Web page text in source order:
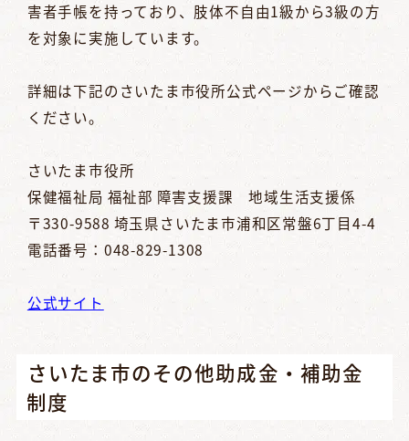
害者手帳を持っており、肢体不自由1級から3級の方
を対象に実施しています。
詳細は下記のさいたま市役所公式ページからご確認
ください。
さいたま市役所
保健福祉局 福祉部 障害支援課 地域生活支援係
〒330-9588 埼玉県さいたま市浦和区常盤6丁目4-4
電話番号：048-829-1308
公式サイト
さいたま市のその他助成金・補助金
制度